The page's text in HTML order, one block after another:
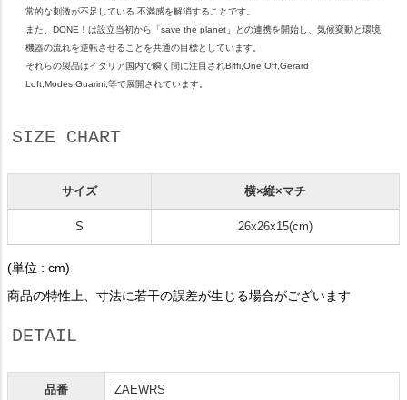
常的な刺激が不足している 不満感を解消することです。
また、DONE！は設立当初から「save the planet」との連携を開始し、気候変動と環境
機器の流れを逆転させることを共通の目標としています。
それらの製品はイタリア国内で瞬く間に注目されBiffi,One Off,Gerard
Loft,Modes,Guarini,等で展開されています。
SIZE CHART
サイズ 横×縦×マチ
S 26x26x15(cm)
(単位 : cm)
商品の特性上、寸法に若干の誤差が生じる場合がございます
DETAIL
品番 ZAEWRS